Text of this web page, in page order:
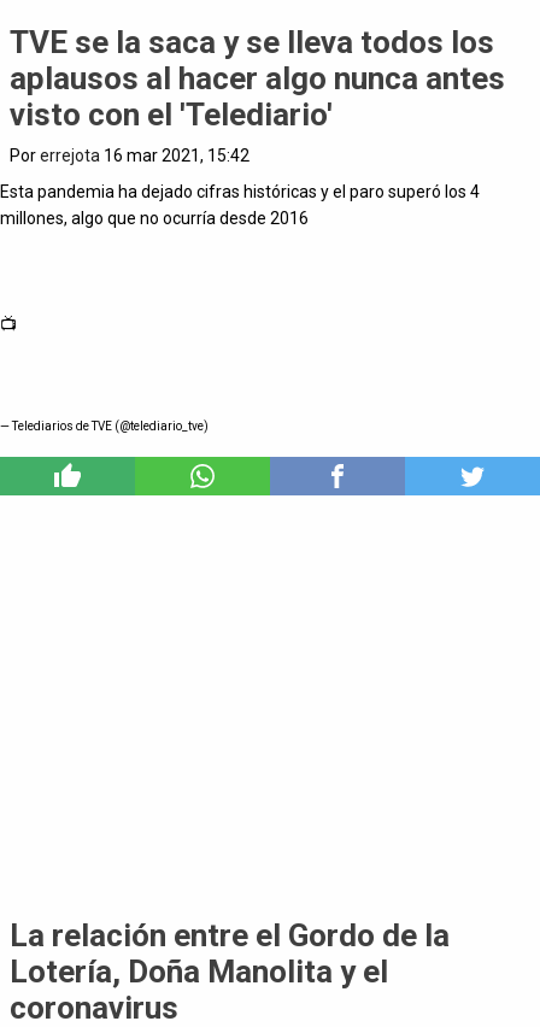
TVE se la saca y se lleva todos los
aplausos al hacer algo nunca antes
visto con el 'Telediario'
Porerrejota 16 mar 2021, 15:42
Esta pandemia ha dejado cifras históricas y el paro superó los 4
millones, algo que no ocurría desde 2016
📺
— Telediarios de TVE (@telediario_tve)
La relación entre el Gordo de la
Lotería, Doña Manolita y el
coronavirus